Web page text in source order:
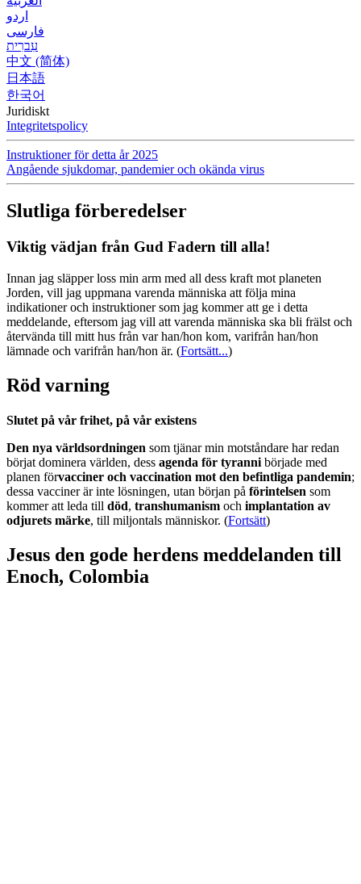
اردو
فارسی
עִברִית
中文 (简体)
日本語
한국어
Juridiskt
Integritetspolicy
Instruktioner för detta år 2025
Angående sjukdomar, pandemier och okända virus
Slutliga förberedelser
Viktig vädjan från Gud Fadern till alla!
Innan jag släpper loss min arm med all dess kraft mot planeten
Jorden, vill jag uppmana varenda människa att följa mina
indikationer och instruktioner som jag kommer att ge i detta
meddelande, eftersom jag vill att varenda människa ska bli frälst och
återvända till mitt hus från var han/hon kom, varifrån han/hon
lämnade och varifrån han/hon är. (Fortsätt...)
Röd varning
Slutet på vår frihet, på vår existens
Den nya världsordningen som tjänar min motståndare har redan
börjat dominera världen, dess agenda för tyranni började med
planen förvacciner och vaccination mot den befintliga pandemin;
dessa vacciner är inte lösningen, utan början på förintelsen som
kommer att leda till död, transhumanism och implantation av
odjurets märke, till miljontals människor. (Fortsätt)
Jesus den gode herdens meddelanden till
Enoch, Colombia